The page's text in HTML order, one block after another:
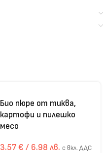
Био пюре от тиква,
картофи и пилешко
месо
3.57 € / 6.98 лв. с вкл. ДДС